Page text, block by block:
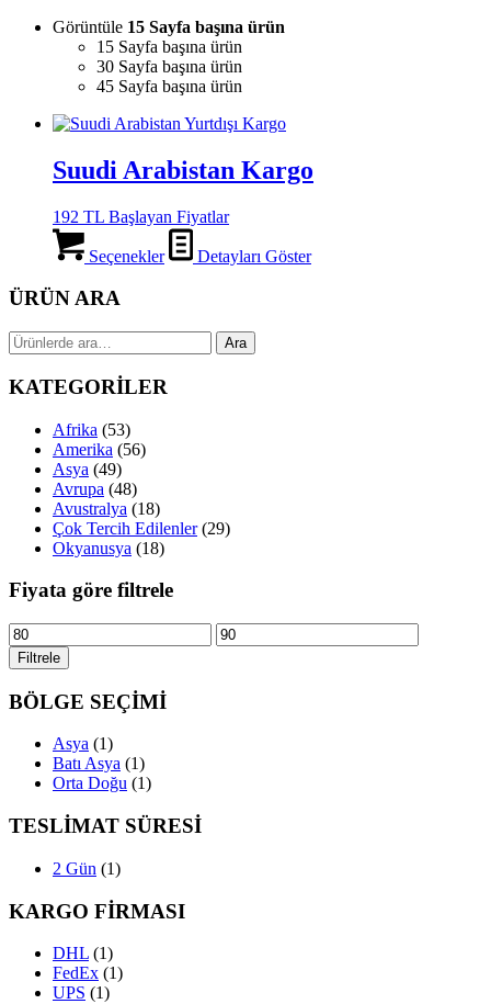
Görüntüle 15 Sayfa başına ürün
15 Sayfa başına ürün
30 Sayfa başına ürün
45 Sayfa başına ürün
Suudi Arabistan Kargo
192 TL Başlayan Fiyatlar
Seçenekler Detayları Göster
ÜRÜN ARA
Ara: Ara
KATEGORİLER
Afrika (53)
Amerika (56)
Asya (49)
Avrupa (48)
Avustralya (18)
Çok Tercih Edilenler (29)
Okyanusya (18)
Fiyata göre filtrele
En
düşük
fiyat
En
yüksek
Filtrele
BÖLGE SEÇİMİ
Asya (1)
Batı Asya (1)
Orta Doğu (1)
TESLİMAT SÜRESİ
2 Gün (1)
KARGO FİRMASI
DHL (1)
FedEx (1)
UPS (1)